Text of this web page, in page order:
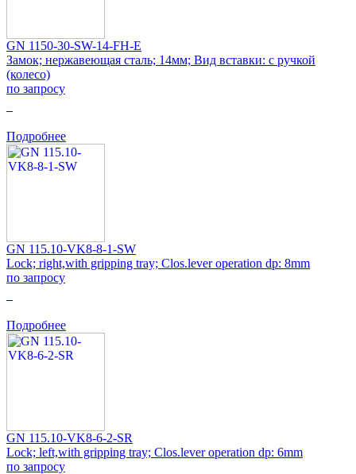
GN 1150-30-SW-14-FH-E
Замок; нержавеющая сталь; 14мм; Вид вставки: с ручкой
(колесо)
по запросу
Подробнее
GN 115.10-VK8-8-1-SW
Lock; right,with gripping tray; Clos.lever operation dp: 8mm
по запросу
Подробнее
GN 115.10-VK8-6-2-SR
Lock; left,with gripping tray; Clos.lever operation dp: 6mm
по запросу